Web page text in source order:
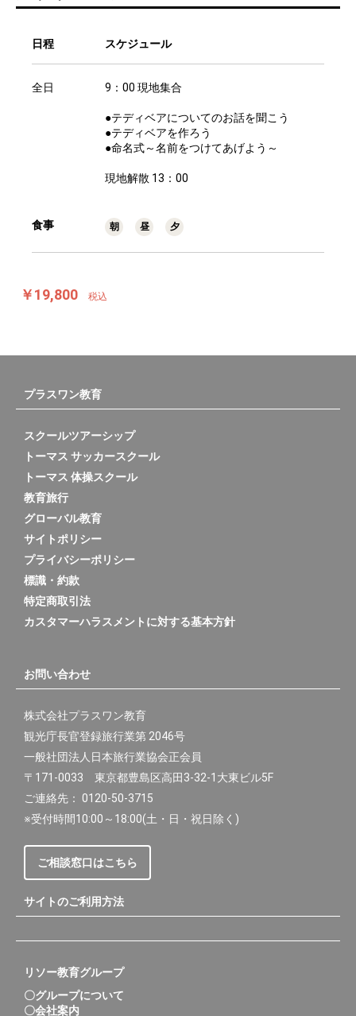
日程
全日
スケジュール
9：00 現地集合
●テディベアについてのお話を聞こう
●テディベアを作ろう
●命名式～名前をつけてあげよう～
現地解散 13：00
食事 朝 昼 夕
￥19,800 税込
プラスワン教育
スクールツアーシップ
トーマス サッカースクール
トーマス 体操スクール
教育旅行
グローバル教育
サイトポリシー
プライバシーポリシー
標識・約款
特定商取引法
カスタマーハラスメントに対する基本方針
お問い合わせ
株式会社プラスワン教育
観光庁長官登録旅行業第 2046号
一般社団法人日本旅行業協会正会員
〒171-0033 東京都豊島区高田3-32-1大東ビル5F
ご連絡先： 0120-50-3715
※受付時間10:00～18:00(土・日・祝日除く)
ご相談窓口はこちら
サイトのご利用方法
リソー教育グループ
〇グループについて
〇会社案内